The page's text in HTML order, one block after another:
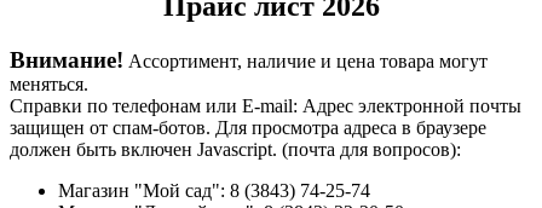
Прайс лист 2026
Внимание! Ассортимент, наличие и цена товара могут
меняться.
Справки по телефонам или E-mail: Адрес электронной почты
защищен от спам-ботов. Для просмотра адреса в браузере
должен быть включен Javascript. (почта для вопросов):
Магазин "Мой сад": 8 (3843) 74-25-74